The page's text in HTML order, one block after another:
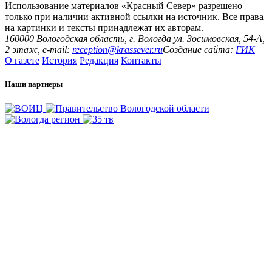
Использование материалов «Красный Север» разрешено
только при наличии активной ссылки на источник. Все права
на картинки и тексты принадлежат их авторам.
160000 Вологодская область, г. Вологда ул. Зосимовская, 54-А,
2 этаж, e-mail: reception@krassever.ruСоздание сайта: ГИК
О газете История Редакция Контакты
Наши партнеры